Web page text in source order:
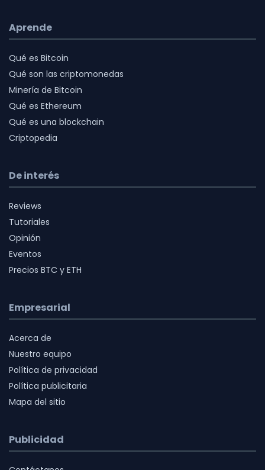
Aprende
Qué es Bitcoin
Qué son las criptomonedas
Minería de Bitcoin
Qué es Ethereum
Qué es una blockchain
Criptopedia
De interés
Reviews
Tutoriales
Opinión
Eventos
Precios BTC y ETH
Empresarial
Acerca de
Nuestro equipo
Política de privacidad
Política publicitaria
Mapa del sitio
Publicidad